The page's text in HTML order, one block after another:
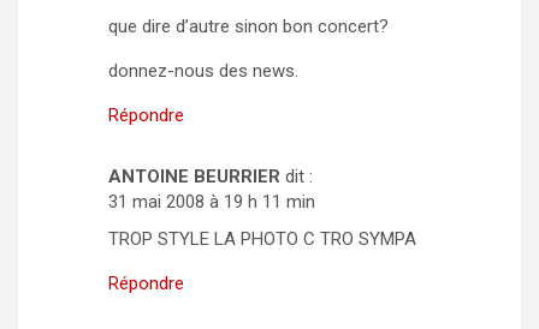
que dire d’autre sinon bon concert?
donnez-nous des news.
Répondre
ANTOINE BEURRIER dit :
31 mai 2008 à 19 h 11 min
TROP STYLE LA PHOTO C TRO SYMPA
Répondre